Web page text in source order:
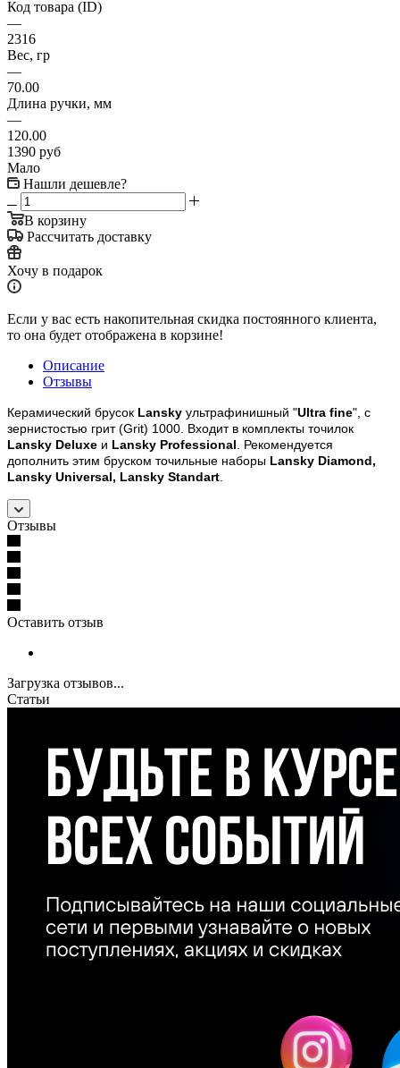
Код товара (ID)
—
2316
Вес, гр
—
70.00
Длина ручки, мм
—
120.00
1390 руб
Мало
Нашли дешевле?
В корзину
Рассчитать доставку
Хочу в подарок
Если у вас есть накопительная скидка постоянного клиента,
то она будет отображена в корзине!
Описание
Отзывы
Керамический брусок Lansky ультрафинишный "Ultra fine", с
зернистостью грит (Grit) 1000. Входит в комплекты точилок
Lansky Deluxe и Lansky Professional . Рекомендуется
дополнить этим бруском точильные наборы Lansky Diamond,
Lansky Universal, Lansky Standart
Отзывы
Оставить отзыв
Загрузка отзывов...
Статьи